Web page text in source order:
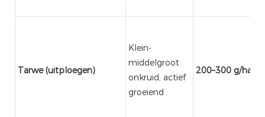
Tarwe (uitploegen)
Klein-
middelgroot
onkruid, actief
groeiend
200–300 g/ha